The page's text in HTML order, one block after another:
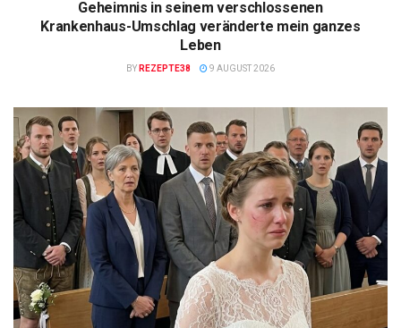
Geheimnis in seinem verschlossenen
Krankenhaus-Umschlag veränderte mein ganzes
Leben
BY REZEPTE38 9 AUGUST 2026